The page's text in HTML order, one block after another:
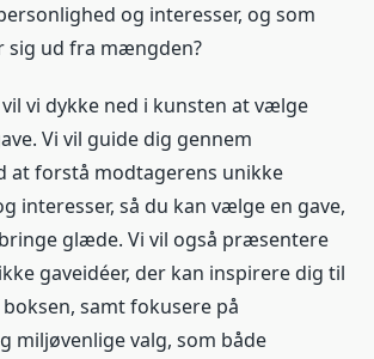
og interesser, og som
sig ud fra mængden?
vi dykke ned i kunsten at vælge
Vi vil guide dig gennem
at forstå modtagerens unikke
interesser, så du kan vælge en gave,
glæde. Vi vil også præsentere
gaveidéer, der kan inspirere dig til
samt fokusere på
miljøvenlige valg, som både